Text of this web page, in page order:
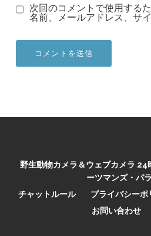
次回のコメントで使用する
名前、メールアドレス、サ
野生動物カメラ＆ウェブカメラ 24
ーツマンズ・パ
チャットルール
プライバシーポ
お問い合わせ